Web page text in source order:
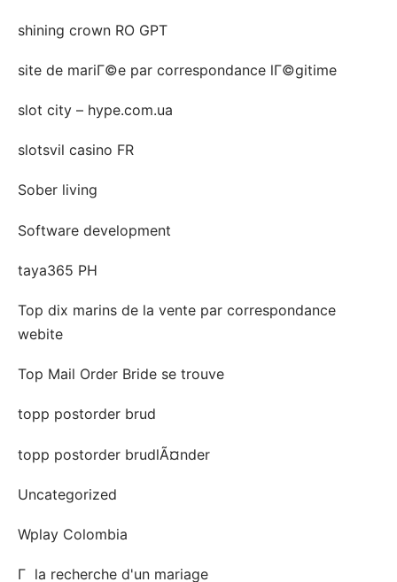
shining crown RO GPT
site de mariГ©e par correspondance lГ©gitime
slot city – hype.com.ua
slotsvil casino FR
Sober living
Software development
taya365 PH
Top dix marins de la vente par correspondance
webite
Top Mail Order Bride se trouve
topp postorder brud
topp postorder brudlÃ¤nder
Uncategorized
Wplay Colombia
Г la recherche d'un mariage